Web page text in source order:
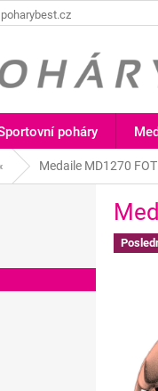
poháry
Medaile MD1270